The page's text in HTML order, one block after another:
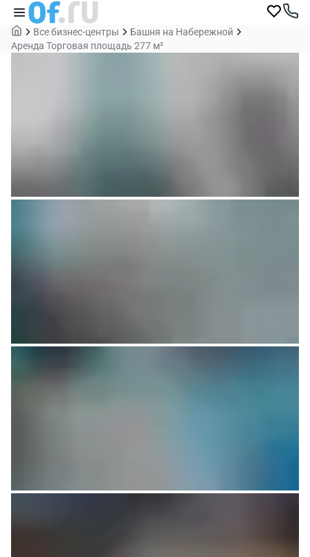
Все бизнес-центры
Башня на Набережной
Аренда Торговая площадь 277 м²